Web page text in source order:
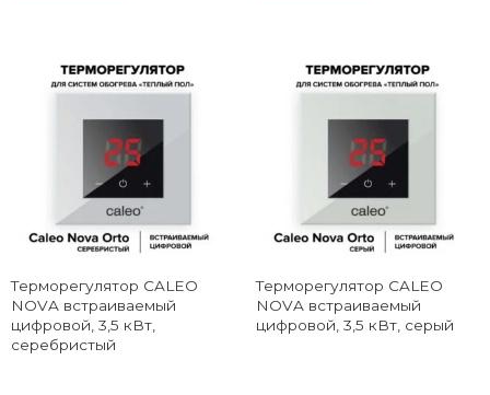
Терморегулятор CALEO
NOVA встраиваемый
цифровой, 3,5 кВт,
серебристый
Терморегулятор CALEO
NOVA встраиваемый
цифровой, 3,5 кВт, серый